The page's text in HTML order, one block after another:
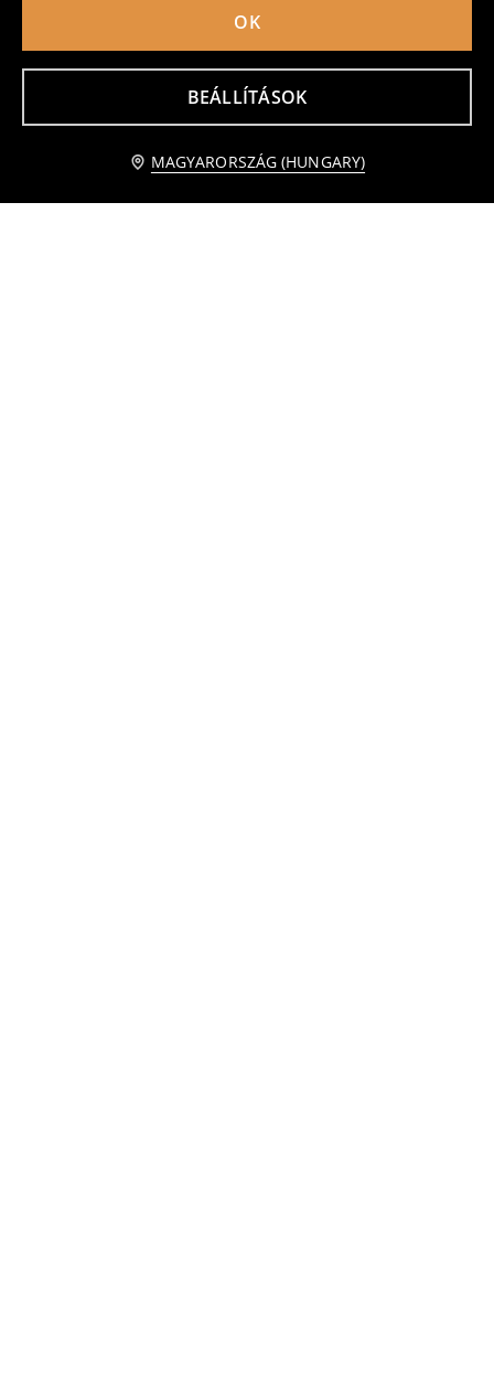
BEÁLLÍTÁSOK
OK
MAGYARORSZÁG (HUNGARY)
Dzsörzészett Sonic The Hedgehog
1995 HUF3595HUF
Dzsörzészett Sonic The Hedgehog
1895 HUF2995HUF
1 995 HUF